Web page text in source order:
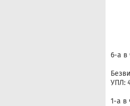
6-а в
УПЛ:
1-а в